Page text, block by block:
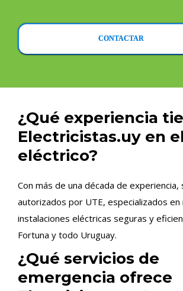
CONTACTAR
¿Qué experiencia
Electricistas.uy en
eléctrico?
Con más de una década de
autorizados por UTE, especializados
instalaciones eléctricas seguras y
Fortuna y todo Uruguay.
¿Qué servicios de
emergencia ofrece